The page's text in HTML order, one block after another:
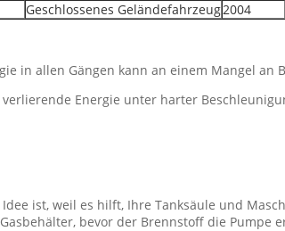
Geschlossenes Geländefahrzeug2004
in allen Gängen kann an einem Mangel
Energie unter harter
ist, weil es hilft, Ihre Tanksäule und
bevor der Brennstoff die